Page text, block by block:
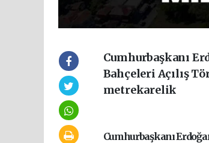
Cumhurbaşkanı
Bahçeleri Açılış
metrekarelik
Cumhurbaşkanı